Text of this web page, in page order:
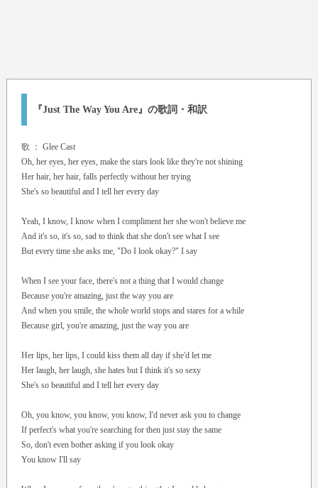
『Just The Way You Are』の歌詞・和訳
歌 ： Glee Cast
Oh, her eyes, her eyes, make the stars look like they're not shining
Her hair, her hair, falls perfectly without her trying
She's so beautiful and I tell her every day
Yeah, I know, I know when I compliment her she won't believe me
And it's so, it's so, sad to think that she don't see what I see
But every time she asks me, "Do I look okay?" I say
When I see your face, there's not a thing that I would change
Because you're amazing, just the way you are
And when you smile, the whole world stops and stares for a while
Because girl, you're amazing, just the way you are
Her lips, her lips, I could kiss them all day if she'd let me
Her laugh, her laugh, she hates but I think it's so sexy
She's so beautiful and I tell her every day
Oh, you know, you know, you know, I'd never ask you to change
If perfect's what you're searching for then just stay the same
So, don't even bother asking if you look okay
You know I'll say